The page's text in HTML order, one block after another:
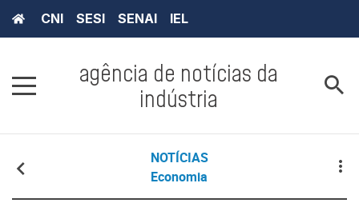
CNI SESI SENAI IEL
agência de notícias da
indústria
NOTÍCIAS
Economia